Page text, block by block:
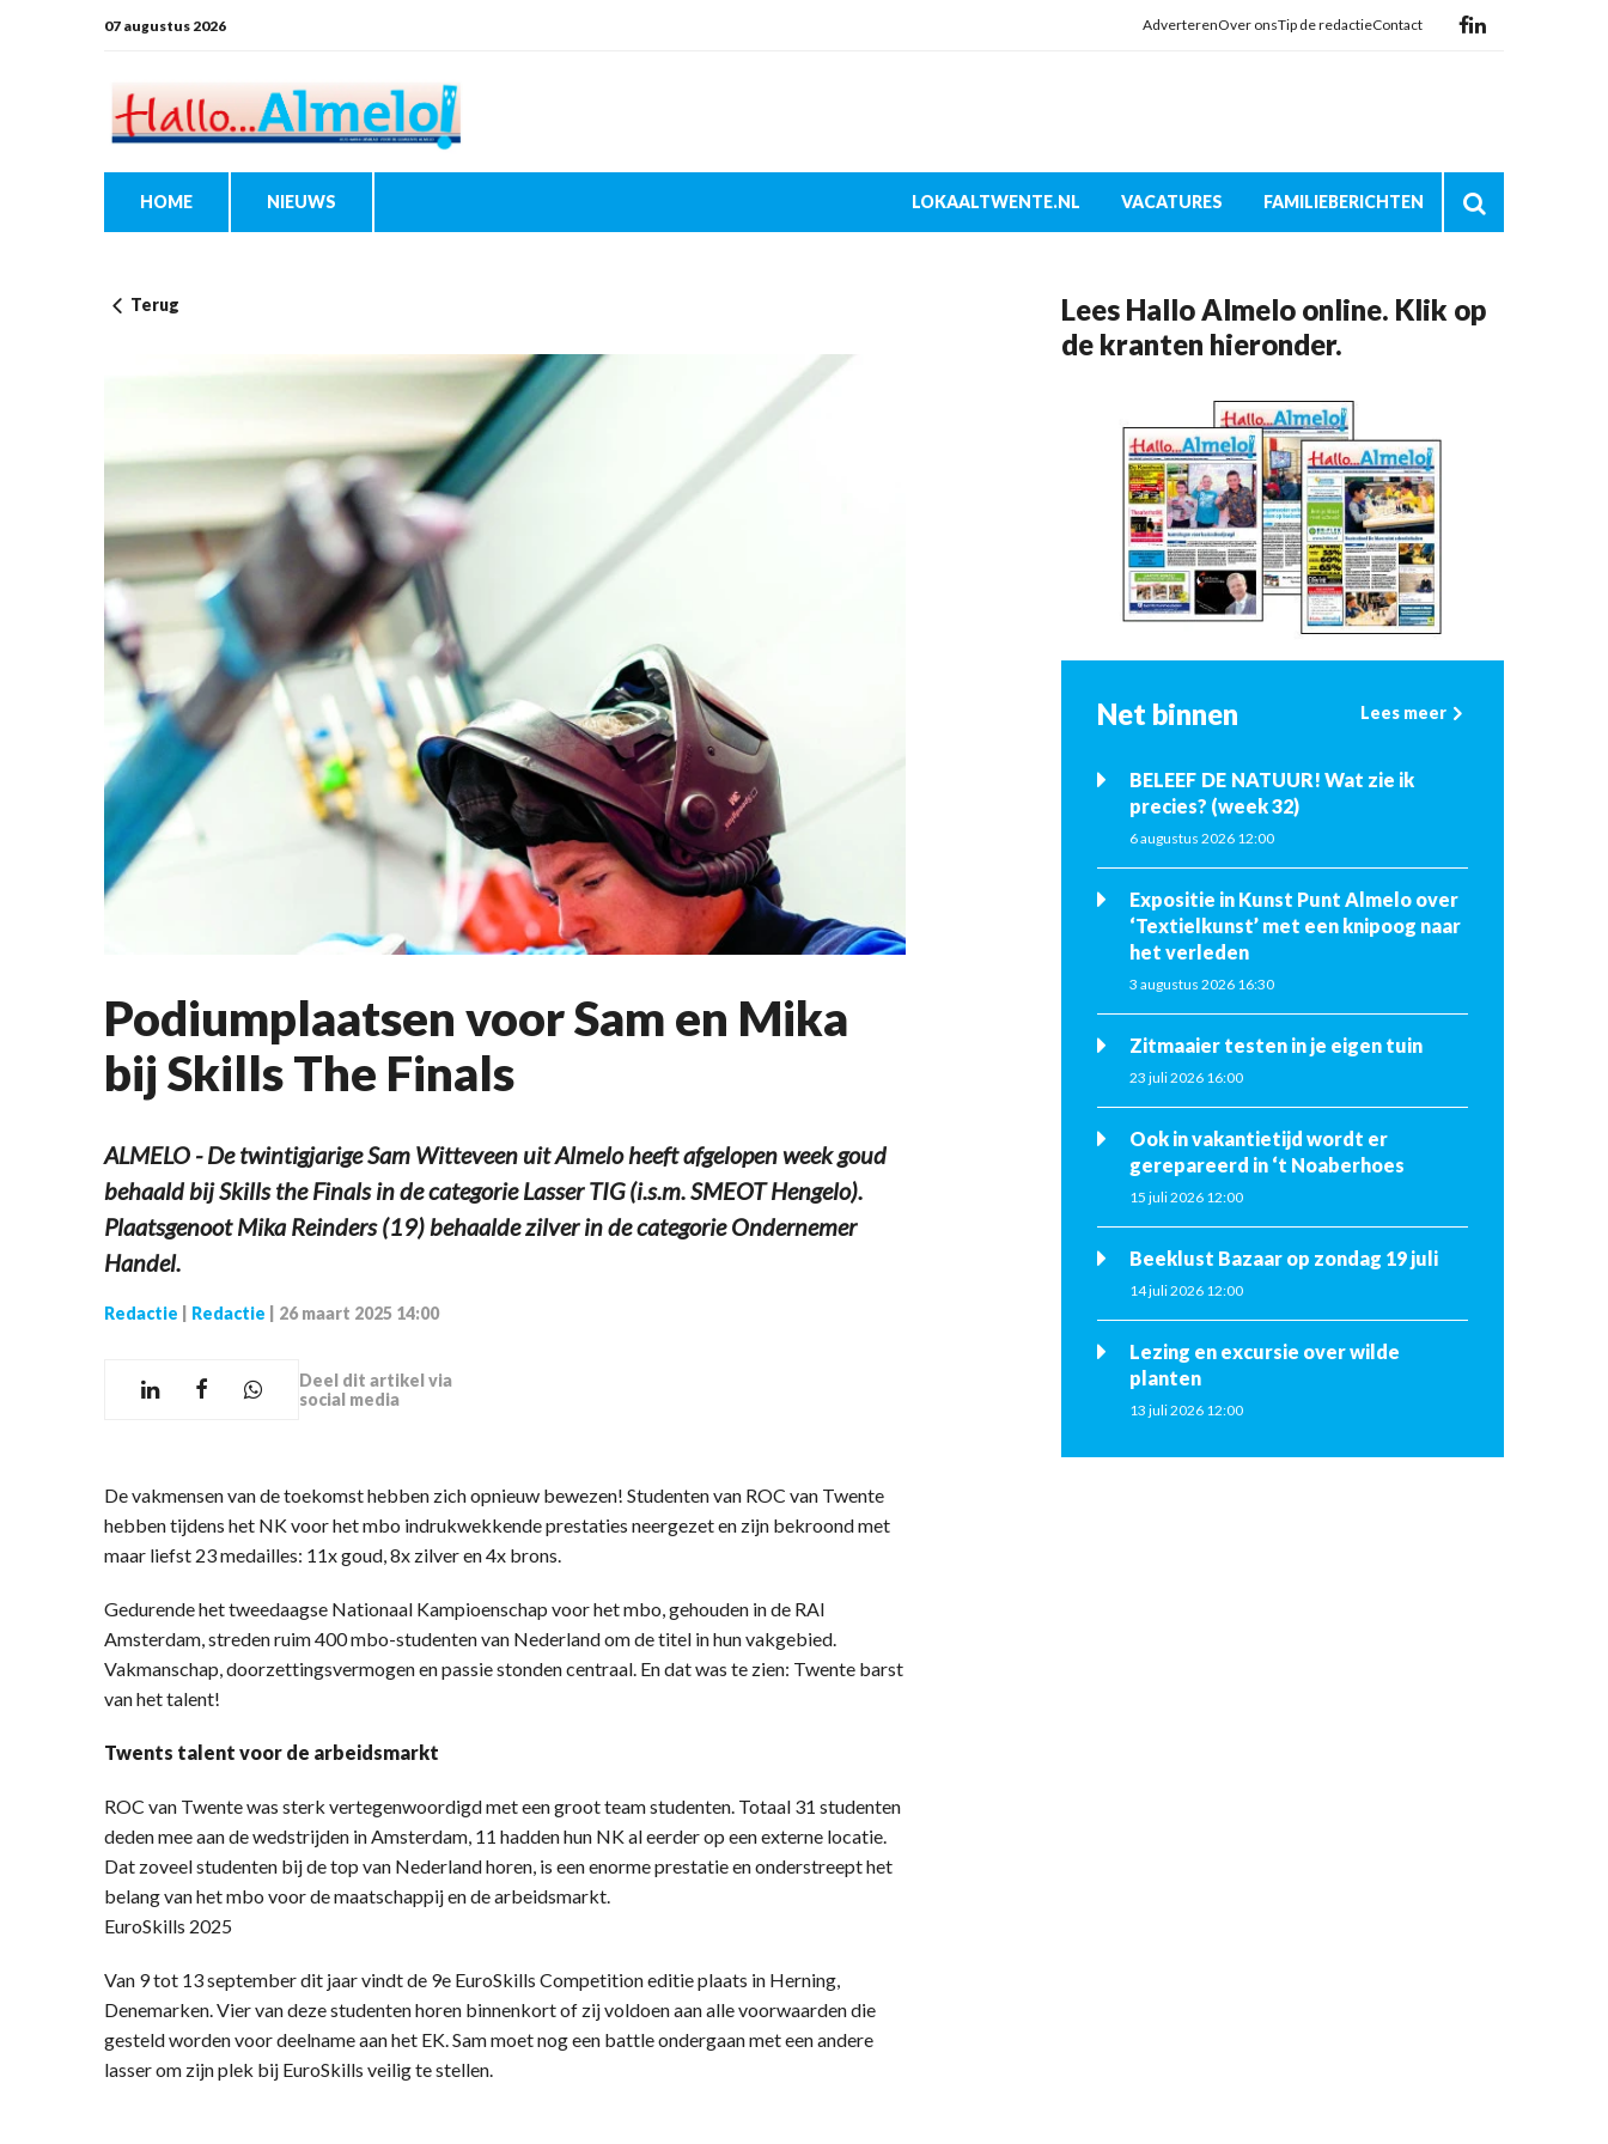
07 augustus 2026 AdverterenOver onsTip de redactieContact
HOME NIEUWS LOKAALTWENTE.NL VACATURES FAMILIEBERICHTEN
Terug
Podiumplaatsen voor Sam en Mika
bij Skills The Finals
ALMELO - De twintigjarige Sam Witteveen uit Almelo heeft afgelopen week goud
behaald bij Skills the Finals in de categorie Lasser TIG (i.s.m. SMEOT Hengelo).
Plaatsgenoot Mika Reinders (19) behaalde zilver in de categorie Ondernemer
Handel.
Redactie Redactie 26 maart 2025 14:00
Deel dit artikel via
social media
De vakmensen van de toekomst hebben zich opnieuw bewezen! Studenten van ROC van Twente
hebben tijdens het NK voor het mbo indrukwekkende prestaties neergezet en zijn bekroond met
maar liefst 23 medailles: 11x goud, 8x zilver en 4x brons.
Gedurende het tweedaagse Nationaal Kampioenschap voor het mbo, gehouden in de RAI
Amsterdam, streden ruim 400 mbo-studenten van Nederland om de titel in hun vakgebied.
Vakmanschap, doorzettingsvermogen en passie stonden centraal. En dat was te zien: Twente barst
van het talent!
Twents talent voor de arbeidsmarkt
ROC van Twente was sterk vertegenwoordigd met een groot team studenten. Totaal 31 studenten
deden mee aan de wedstrijden in Amsterdam, 11 hadden hun NK al eerder op een externe locatie.
Dat zoveel studenten bij de top van Nederland horen, is een enorme prestatie en onderstreept het
belang van het mbo voor de maatschappij en de arbeidsmarkt.
EuroSkills 2025
Van 9 tot 13 september dit jaar vindt de 9e EuroSkills Competition editie plaats in Herning,
Denemarken. Vier van deze studenten horen binnenkort of zij voldoen aan alle voorwaarden die
gesteld worden voor deelname aan het EK. Sam moet nog een battle ondergaan met een andere
lasser om zijn plek bij EuroSkills veilig te stellen.
Lees Hallo Almelo online. Klik op
de kranten hieronder.
Net binnen Lees meer
BELEEF DE NATUUR! Wat zie ik
precies? (week 32)
6 augustus 2026 12:00
Expositie in Kunst Punt Almelo over
‘Textielkunst’ met een knipoog naar
het verleden
3 augustus 2026 16:30
Zitmaaier testen in je eigen tuin
23 juli 2026 16:00
Ook in vakantietijd wordt er
gerepareerd in ‘t Noaberhoes
15 juli 2026 12:00
Beeklust Bazaar op zondag 19 juli
14 juli 2026 12:00
Lezing en excursie over wilde
planten
13 juli 2026 12:00